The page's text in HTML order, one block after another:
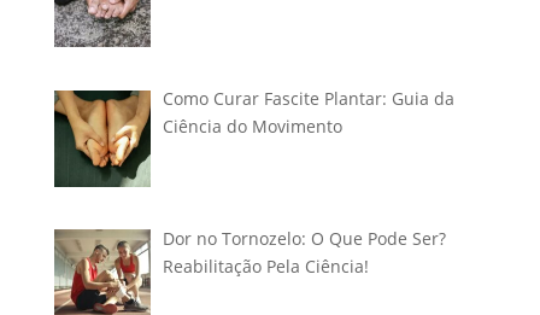
Como Curar Fascite Plantar: Guia da
Ciência do Movimento
Dor no Tornozelo: O Que Pode Ser?
Reabilitação Pela Ciência!